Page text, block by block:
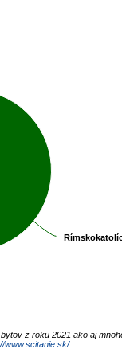
z roku 2021 ako aj
www.scitanie.sk/